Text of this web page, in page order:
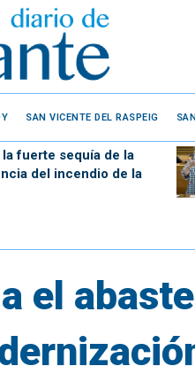
SAN VICENTE DEL RASPEIG
fuerte sequía de la
del incendio de la
el